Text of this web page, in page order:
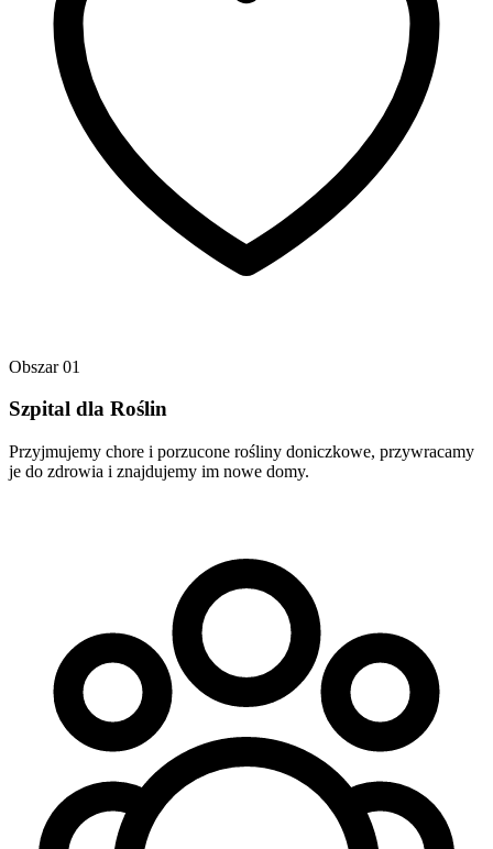
Obszar01
Szpital dla Roślin
Przyjmujemy chore i porzucone rośliny doniczkowe, przywracamy
je do zdrowia i znajdujemy im nowe domy.